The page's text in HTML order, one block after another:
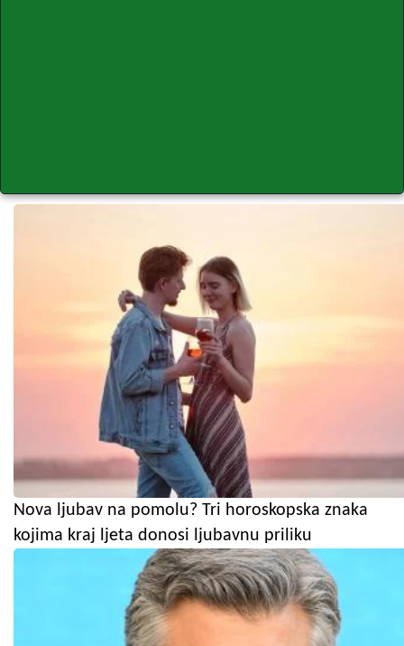
Nova ljubav na pomolu? Tri horoskopska znaka
kojima kraj ljeta donosi ljubavnu priliku